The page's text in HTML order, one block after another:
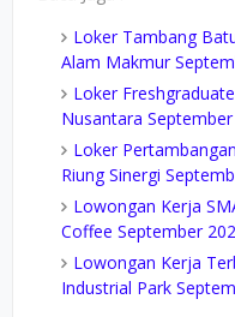
Loker Tambang
Alam Makmur
Loker
Nusantara
Loker
Riung Sinergi
Lowongan Kerja
Coffee September
Lowongan Kerja
Industrial Park